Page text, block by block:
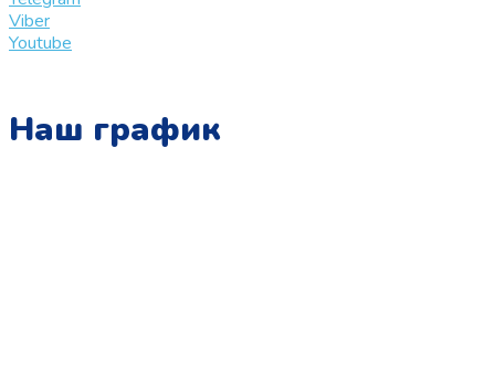
Viber
Youtube
Наш график